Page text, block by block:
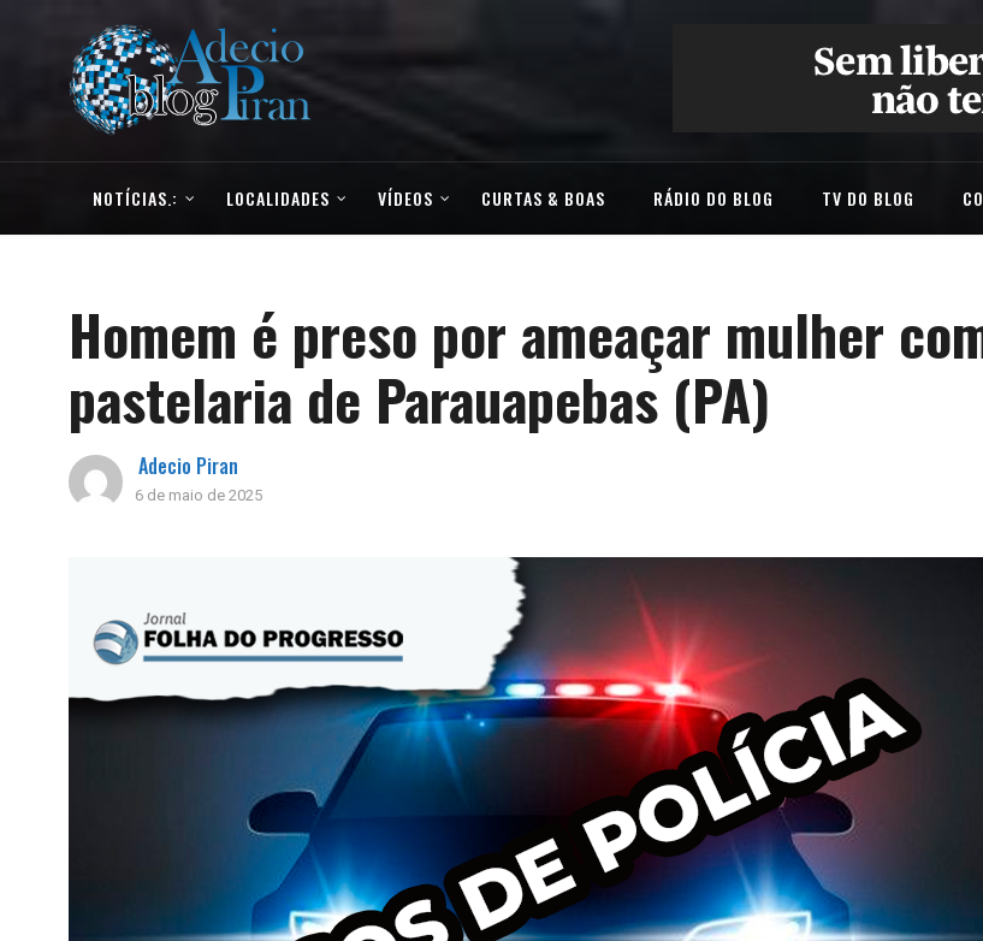
NOTÍCIAS.: LOCALIDADES VÍDEOS CURTAS & BOAS RÁDIO DO BLOG TV DO BLOG
Homem é preso por ameaçar mulher
pastelaria de Parauapebas (PA)
Adecio Piran
6 de maio de 2025